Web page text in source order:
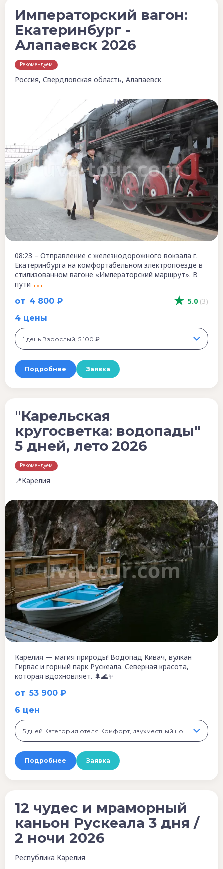
5.0 (3)
от 4 800 ₽
Императорский вагон:
Екатеринбург -
Алапаевск 2026
Рекомендуем
Россия, Свердловская область, Алапаевск
08:23 – Отправление с железнодорожного вокзала г.
Екатеринбурга на комфортабельном электропоезде в
стилизованном вагоне «Императорский маршрут». В
пути
4 цены
1 день Взрослый, 5 100 ₽
Подробнее Заявка
от 53 900 ₽
"Карельская
кругосветка: водопады"
5 дней, лето 2026
Рекомендуем
📍Карелия
Карелия — магия природы! Водопад Кивач, вулкан
Гирвас и горный парк Рускеала. Северная красота,
которая вдохновляет. 🌲🌊✨
6 цен
Подробнее Заявка
12 чудес и мраморный
каньон Рускеала 3 дня /
2 ночи 2026
Республика Карелия